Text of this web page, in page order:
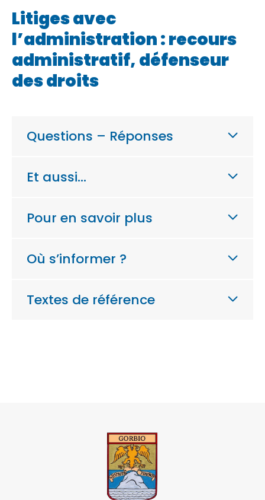
Litiges avec
l’administration : recours
administratif, défenseur
des droits
Questions – Réponses
Et aussi…
Pour en savoir plus
Où s’informer ?
Textes de référence